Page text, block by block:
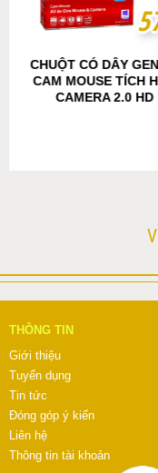
5
5
CHUỘT CÓ DÂY
CAM MOUSE TÍCH
CAMERA 2.0 HD
THÔNG TIN
Giới thiệu
Tuyển dụng
Tin tức
Đóng góp ý kiến
Liên hệ
Thông tin tài khoản